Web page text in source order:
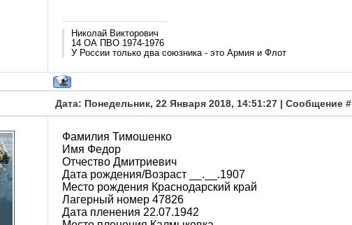
Николай Викторович
14 ОА ПВО 1974-1976
У России только два союзника - это Армия и Флот
Дата: Понедельник, 22 Января 2018, 14:51:27 | Сообщение #
Фамилия Тимошенко
Имя Федор
Отчество Дмитриевич
Дата рождения/Возраст __.__.1907
Место рождения Краснодарский край
Лагерный номер 47826
Дата пленения 22.07.1942